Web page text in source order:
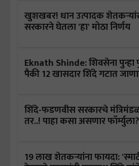
खुशखबर! धान उत्पादक
सरकारने घेतला 'हा' मोठा निर्णय
Eknath Shinde: शिवसेना पुन्हा
पैकी 12 खासदार शिंदे गटात
शिंदे-फडणवीस सरकारचे
तर..! पाहा कसा असणार फॉर्म्युला?
19 लाख शेतकऱ्यांना फायदा: